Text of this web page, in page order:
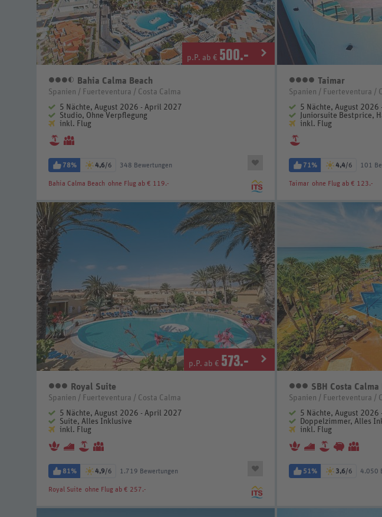
p.P. ab € 500.-
3,5 Sterne
Bahia Calma Beach
Spanien / Fuerteventura / Costa Calma
5 Nächte, August 2026 - April 2027
Studio, Ohne Verpflegung
inkl. Flug
78% 4,6/6 348 Bewertungen
Bahia Calma Beach ohne Flug ab € 119.-
4 Sterne
Taimar
Spanien / Fuerteventura /
5 Nächte, August 2026
Juniorsuite Bestprice,
inkl. Flug
71% 4,4/6 101
Taimar ohne Flug ab € 123.-
p.P. ab € 573.-
3 Sterne
Royal Suite
Spanien / Fuerteventura / Costa Calma
5 Nächte, August 2026 - April 2027
Suite, Alles Inklusive
inkl. Flug
81% 4,9/6 1.719 Bewertungen
Royal Suite ohne Flug ab € 257.-
3 Sterne
SBH Costa
Spanien / Fuerteventura /
5 Nächte, August 2026
Doppelzimmer, Alles
inkl. Flug
51% 3,6/6 4.050